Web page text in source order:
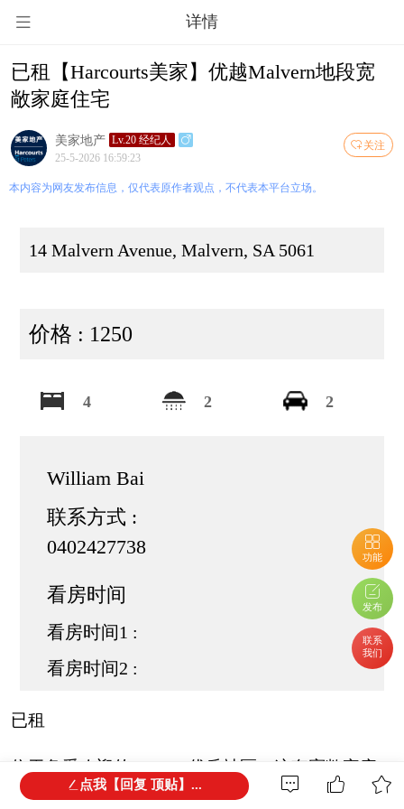
详情
功能
发布
联系
我们
已租【Harcourts美家】优越Malvern地段宽
敞家庭住宅
关注
美家地产 Lv.20 经纪人
25-5-2026 16:59:23
本内容为网友发布信息，仅代表原作者观点，不代表本平台立场。
14 Malvern Avenue, Malvern, SA 5061
价格 : 1250
4 2 2
William Bai
联系方式 :
0402427738
看房时间
看房时间1 :
看房时间2 :
已租
位于备受欢迎的Malvern优质社区，这套宽敞家庭
住宅拥有实用的户型设计、舒适的生活空间以及便
点我【回复 顶贴】...